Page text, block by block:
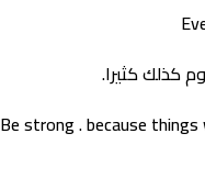
كذلك كثيرا.
Be strong . because